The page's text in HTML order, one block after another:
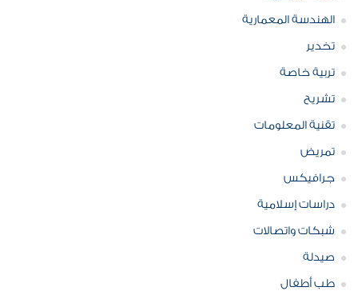
الهندسة المعمارية
تخدير
تربية خاصة
تشريح
تقنية المعلومات
تمريض
جرافيكس
دراسات إسلامية
شبكات واتصالات
صيدلة
طب أطفال